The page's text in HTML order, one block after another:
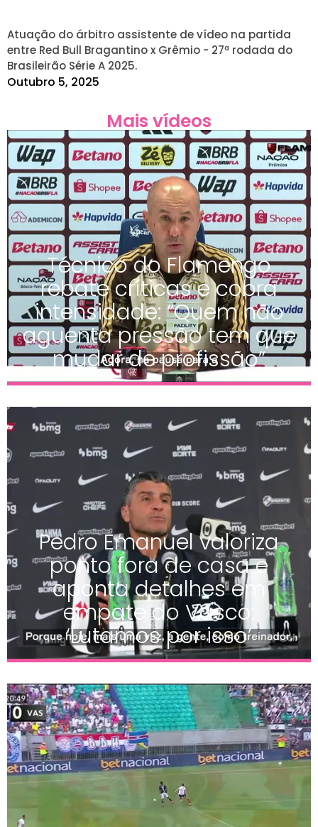
Atuação do árbitro assistente de vídeo na partida
entre Red Bull Bragantino x Grêmio - 27ª rodada do
Brasileirão Série A 2025.
Outubro 5, 2025
Mais vídeos
Técnico do Flamengo
rebate críticas e cobra
intensidade: “Quem não
aguenta pressão tem que
mudar de profissão”
Pedro Emanuel valoriza
ponto fora de casa e
aponta detalhes em
empate do Vasco:
‘Lutamos por isso’